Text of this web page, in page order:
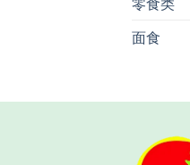
零食类
面食